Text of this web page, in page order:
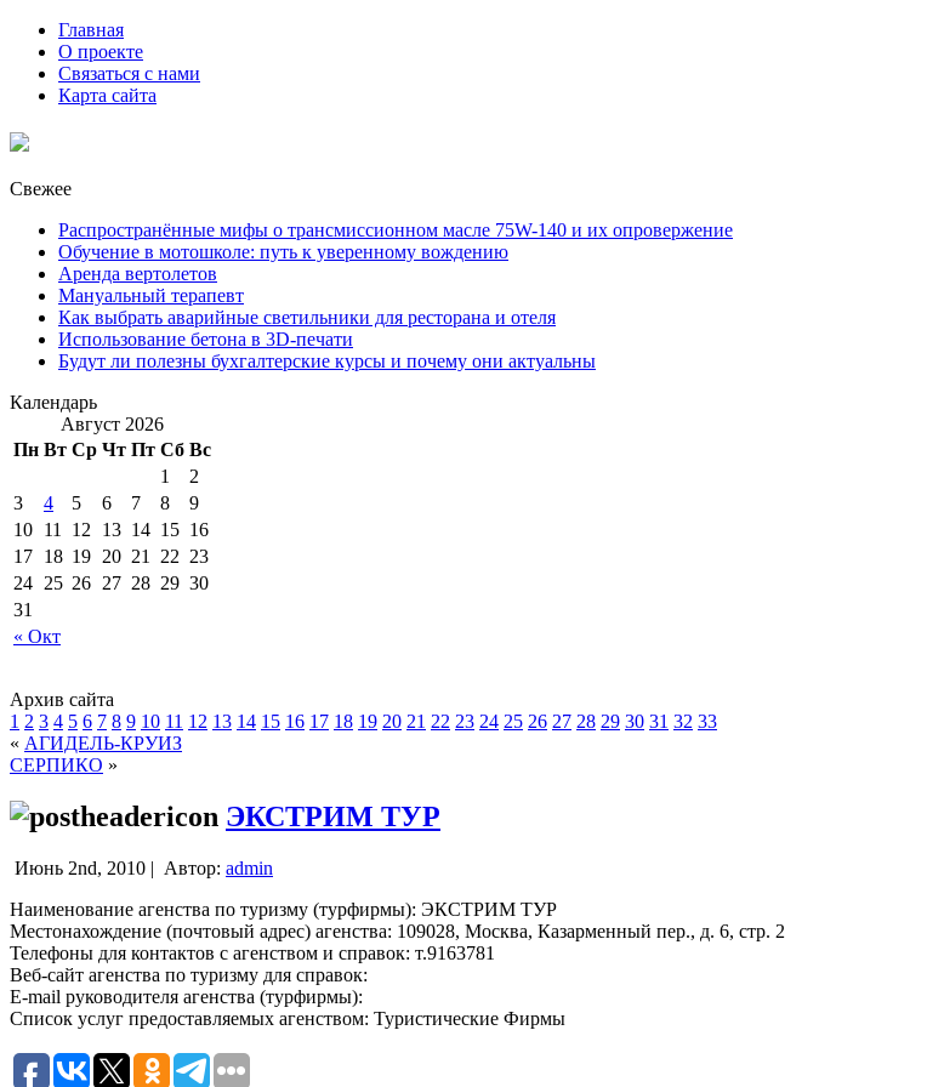
Главная
О проекте
Связаться с нами
Карта сайта
Свежее
Распространённые мифы о трансмиссионном масле 75W-140 и их опровержение
Обучение в мотошколе: путь к уверенному вождению
Аренда вертолетов
Мануальный терапевт
Как выбрать аварийные светильники для ресторана и отеля
Использование бетона в 3D-печати
Будут ли полезны бухгалтерские курсы и почему они актуальны
Календарь
Август 2026
Пн Вт Ср Чт Пт Сб Вс
« Окт
1
2
3
4 5 6 7 8
9
10 11 12 13 14 15 16
17 18 19 20 21 22 23
24 25 26 27 28 29 30
31
Архив сайта
1 2 3 4 5 6 7 8 9 10 11 12 13 14 15 16 17 18 19 20 21 22 23 24 25 26 27 28 29 30 31 32 33
« АГИДЕЛЬ-КРУИЗ
СЕРПИКО »
ЭКСТРИМ ТУР
Июнь 2nd, 2010 | Автор: admin
Наименование агенства по туризму (турфирмы): ЭКСТРИМ ТУР
Местонахождение (почтовый адрес) агенства: 109028, Москва, Казарменный пер., д. 6, стр. 2
Телефоны для контактов с агенством и справок: т.9163781
Веб-сайт агенства по туризму для справок:
E-mail руководителя агенства (турфирмы):
Список услуг предоставляемых агенством: Туристические Фирмы